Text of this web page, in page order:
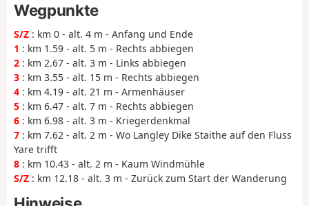
Wegpunkte
S/Z : km 0 - alt. 4 m - Anfang und Ende
1 : km 1.59 - alt. 5 m - Rechts abbiegen
2 : km 2.67 - alt. 3 m - Links abbiegen
3 : km 3.55 - alt. 15 m - Rechts abbiegen
4 : km 4.19 - alt. 21 m - Armenhäuser
5 : km 6.47 - alt. 7 m - Rechts abbiegen
6 : km 6.98 - alt. 3 m - Kriegerdenkmal
7 : km 7.62 - alt. 2 m - Wo Langley Dike Staithe auf den Fluss
Yare trifft
8 : km 10.43 - alt. 2 m - Kaum Windmühle
S/Z : km 12.18 - alt. 3 m - Zurück zum Start der Wanderung